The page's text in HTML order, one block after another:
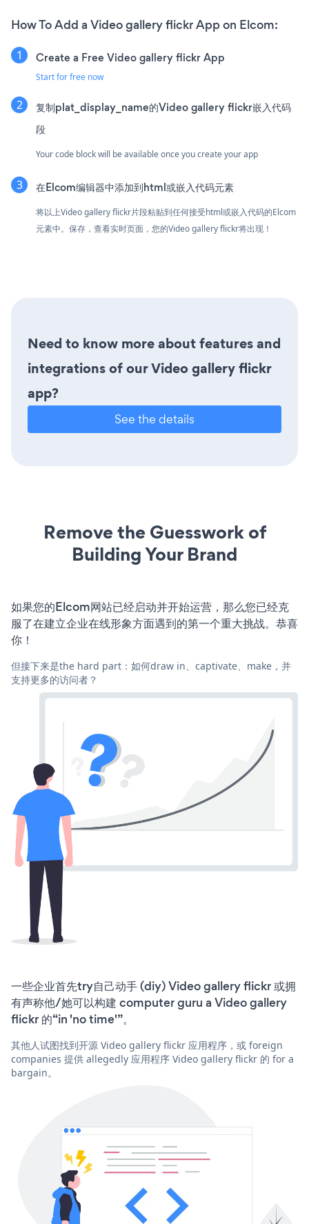
How To Add a Video gallery flickr App on Elcom:
Create a Free Video gallery flickr App
Start for free now
复制plat_display_name的Video gallery flickr嵌入代码
段
Your code block will be available once you create your app
在Elcom编辑器中添加到html或嵌入代码元素
将以上Video gallery flickr片段粘贴到任何接受html或嵌入代码的Elcom
元素中。保存，查看实时页面，您的Video gallery flickr将出现！
Need to know more about features and
integrations of our Video gallery flickr
app?
See the details
Remove the Guesswork of
Building Your Brand
如果您的Elcom网站已经启动并开始运营，那么您已经克
服了在建立企业在线形象方面遇到的第一个重大挑战。恭喜
你！
但接下来是the hard part：如何draw in、captivate、make，并
支持更多的访问者？
一些企业首先try自己动手 (diy) Video gallery flickr 或拥
有声称他/她可以构建 computer guru a Video gallery
flickr 的“in 'no time'”。
其他人试图找到开源 Video gallery flickr 应用程序，或 foreign
companies 提供 allegedly 应用程序 Video gallery flickr 的 for a
bargain。